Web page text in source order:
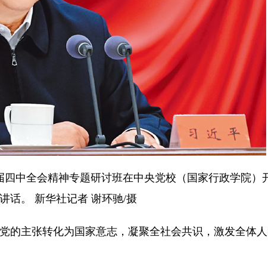
中全会精神专题研讨班在中央党校（国家行政学院）
话。 新华社记者 谢环驰/摄
主张转化为国家意志，凝聚全社会共识，激发全体